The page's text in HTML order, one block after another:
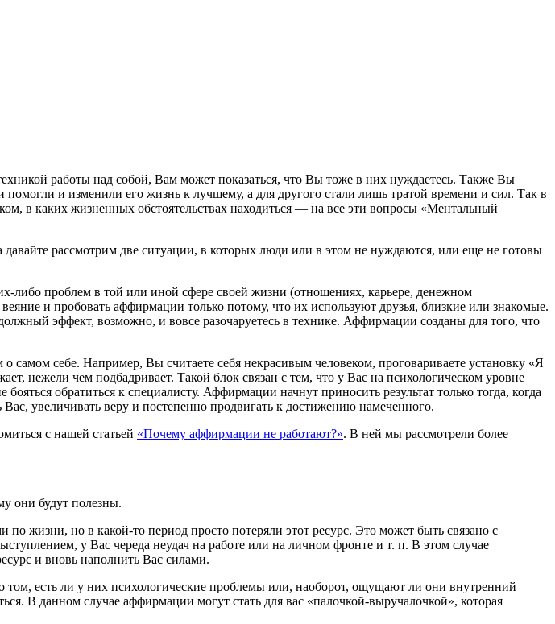
работы над собой, Вам может показаться, что Вы тоже в них нуждаетесь. Также Вы
и изменили его жизнь к лучшему, а для другого стали лишь тратой времени и сил. Так в
в каких жизненных обстоятельствах находиться — на все эти вопросы «Ментальный
рассмотрим две ситуации, в которых люди или в этом не нуждаются, или еще не готовы
либо проблем в той или иной сфере своей жизни (отношениях, карьере, денежном
и пробовать аффирмации только потому, что их используют друзья, близкие или знакомые.
эффект, возможно, и вовсе разочаруетесь в технике. Аффирмации созданы для того, что
себе. Например, Вы считаете себя некрасивым человеком, проговариваете установку «Я
нежели чем подбадривает. Такой блок связан с тем, что у Вас на психологическом уровне
обратиться к специалисту. Аффирмации начнут приносить результат только тогда, когда
увеличивать веру и постепенно продвигать к достижению намеченного.
с нашей статьей «Почему аффирмации не работают?». В ней мы рассмотрели более
они будут полезны.
жизни, но в какой-то период просто потеряли этот ресурс. Это может быть связано с
у Вас череда неудач на работе или на личном фронте и т. п. В этом случае
и вновь наполнить Вас силами.
есть ли у них психологические проблемы или, наоборот, ощущают ли они внутренний
В данном случае аффирмации могут стать для вас «палочкой-выручалочкой», которая